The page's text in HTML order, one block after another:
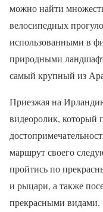
можно найти
велосипедных
использованными в
природными
самый крупный из
Приезжая на
видеоролик, который
маршрут своего
пройтись по
и рыцари, а также
прекрасными видами.